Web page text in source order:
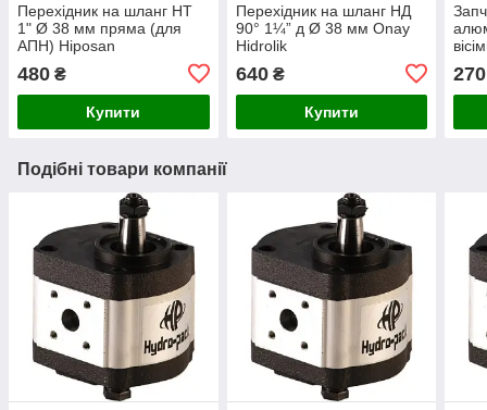
Перехідник на шланг НТ
1" Ø 38 мм пряма (для
АПН) Hiposan
480 ₴
Купити
Перехідник на шланг НД
90° 1¼” д Ø 38 мм Onay
Hidrolik
640₴
Купити
270
Подібні товари компанії